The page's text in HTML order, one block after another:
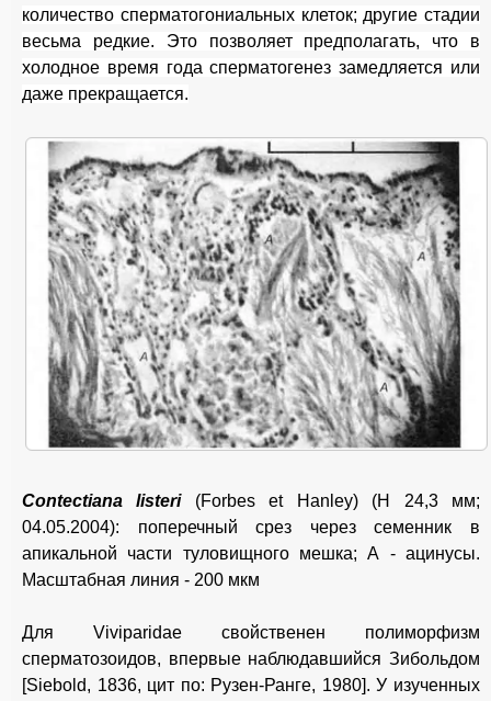
количество сперматогониальных клеток; другие стадии
весьма редкие. Это позволяет предполагать, что в
холодное время года сперматогенез замедляется или
даже прекращается.
Contectiana listeri(Forbes et Hanley) (H 24,3 мм;
04.05.2004): поперечный срез через семенник в
апикальной части туловищного мешка; А - ацинусы.
Масштабная линия - 200 мкм
Для Viviparidae свойственен полиморфизм
сперматозоидов, впервые наблюдавшийся Зибольдом
[Siebold, 1836, цит по: Рузен-Ранге, 1980]. У изученных